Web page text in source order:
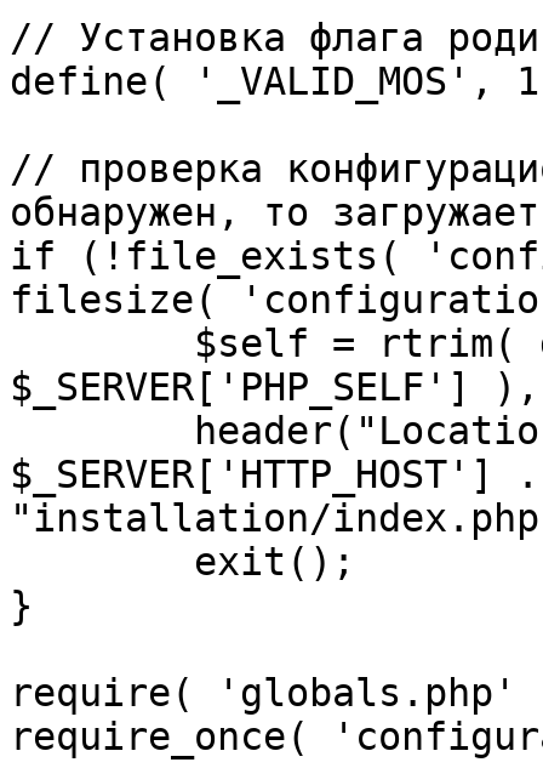
// Установка флага
define( '_VALID_MOS',
// проверка
обнаружен, то
if (!file_exists(
filesize(
"installation/
}
require(
require_once(